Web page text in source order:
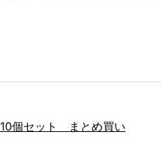
10個セット まとめ買い